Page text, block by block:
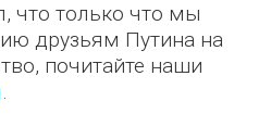
что только что мы
друзьям Путина на
почитайте наши
.